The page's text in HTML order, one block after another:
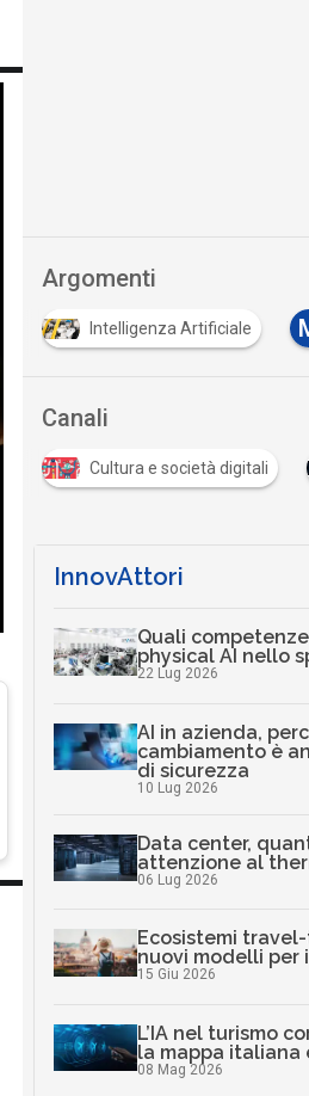
Argomenti
Intelligenza Artificiale
Canali
Cultura e società digitali
InnovAttori
Quali
physical AI nello
22 Lug 2026
AI in azienda,
cambiamento è
di sicurezza
10 Lug 2026
Data center,
attenzione al
06 Lug 2026
Ecosistemi
nuovi modelli per
15 Giu 2026
L’IA nel turismo
la mappa italiana
08 Mag 2026